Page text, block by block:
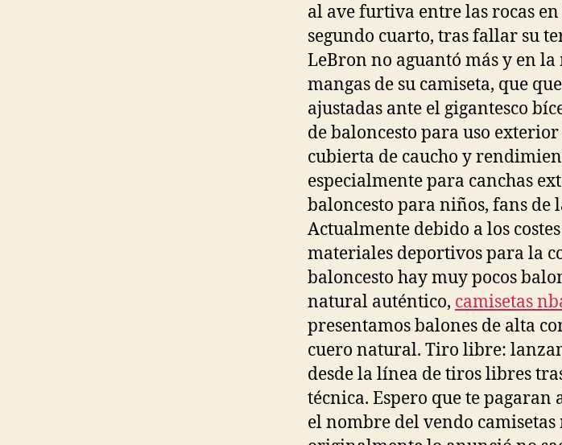
al ave furtiva entre las rocas en
segundo cuarto, tras fallar su
LeBron no aguantó más y en
mangas de su camiseta, que
ajustadas ante el gigantesco
de baloncesto para uso
cubierta de caucho y
especialmente para canchas
baloncesto para niños, fans de
Actualmente debido a los
materiales deportivos para la
baloncesto hay muy pocos
natural auténtico, camisetas
presentamos balones de alta
cuero natural. Tiro libre:
desde la línea de tiros libres
técnica. Espero que te
el nombre del vendo